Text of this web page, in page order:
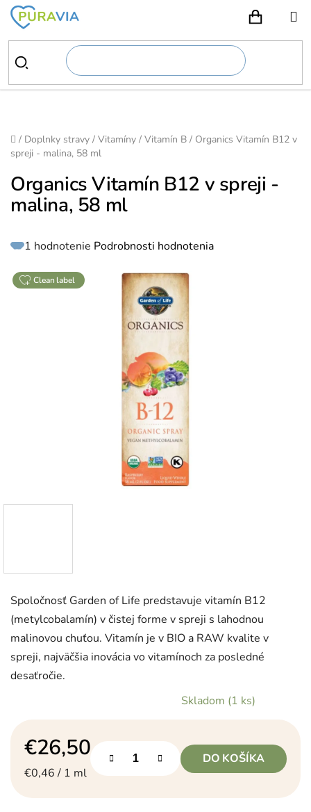
Prejsť
obsah
Domov
/ Doplnky stravy / Vitamíny / Vitamín B / Organics Vitamín B12 v
spreji - malina, 58 ml
Spoločnosť Garden of Life predstavuje vitamín B12
(metylcobalamín) v čistej forme v spreji s lahodnou
malinovou chuťou. Vitamín je v BIO a RAW kvalite v
spreji, najväčšia inovácia vo vitamínoch za posledné
desaťročie.
Skladom (1 ks)
€26,50
Jednotková cena:
€0,46 / 1 ml
DO KOŠÍKA
Organics Vitamín B12 v spreji -
malina, 58 ml
Priemerné
hodnotenie
5,0
z
5
1 hodnotenie Podrobnosti hodnotenia
clean label